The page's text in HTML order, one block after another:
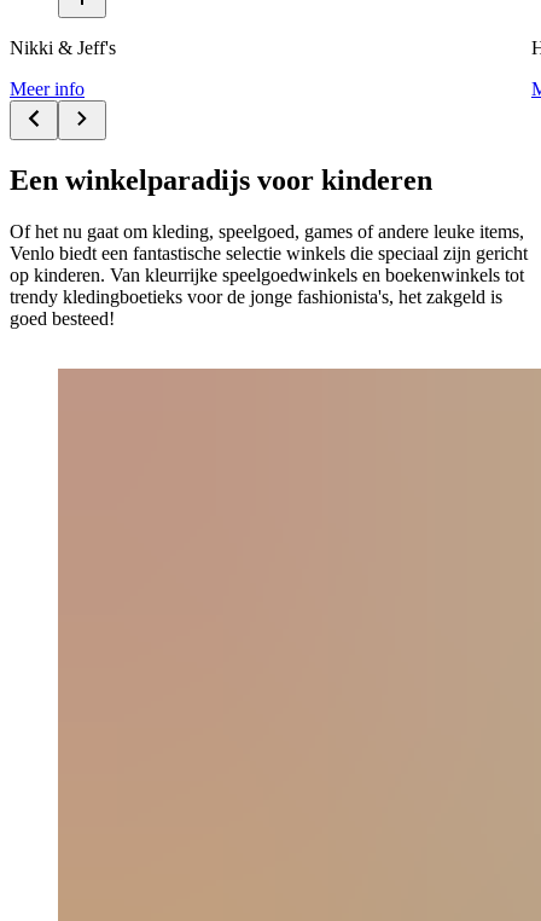
Nikki & Jeff's
Meer info
Een winkelparadijs voor kinderen
Of het nu gaat om kleding, speelgoed, games of andere leuke items,
Venlo biedt een fantastische selectie winkels die speciaal zijn gericht
op kinderen. Van kleurrijke speelgoedwinkels en boekenwinkels tot
trendy kledingboetieks voor de jonge fashionista's, het zakgeld is
goed besteed!